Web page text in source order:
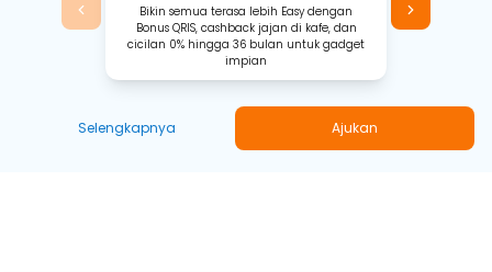
Bikin semua terasa lebih Easy dengan
Bonus QRIS, cashback jajan di kafe, dan
cicilan 0% hingga 36 bulan untuk gadget
impian
Selengkapnya Ajukan